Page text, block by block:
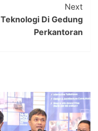
Next
Di Gedung
Perkantoran